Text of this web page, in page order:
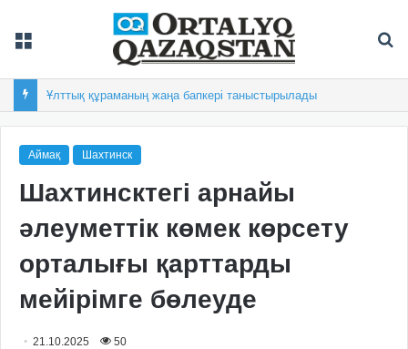
Ұлттық құраманың жаңа бапкері таныстырылады
Аймақ Шахтинск
Шахтинсктегі арнайы
әлеуметтік көмек көрсету
орталығы қарттарды
мейірімге бөлеуде
21.10.2025 50